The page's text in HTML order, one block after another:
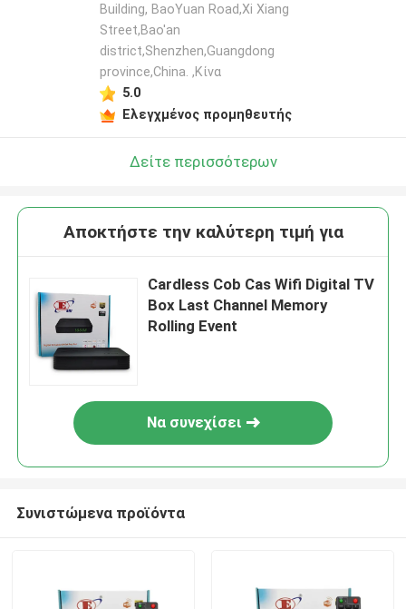
Building, BaoYuan Road,Xi Xiang
Street,Bao'an
district,Shenzhen,Guangdong
province,China. ,Κίνα
5.0
Ελεγχμένος προμηθευτής
Δείτε περισσότερων
Αποκτήστε την καλύτερη τιμή για
Cardless Cob Cas Wifi Digital TV
Box Last Channel Memory
Rolling Event
Να συνεχίσει
Συνιστώμενα προϊόντα